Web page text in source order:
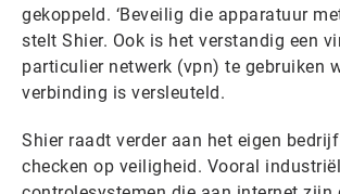
gekoppeld. ‘Beveilig die apparatuur
stelt Shier. Ook is het verstandig een
particulier netwerk (vpn) te gebruiken
verbinding is versleuteld.
Shier raadt verder aan het eigen
checken op veiligheid. Vooral